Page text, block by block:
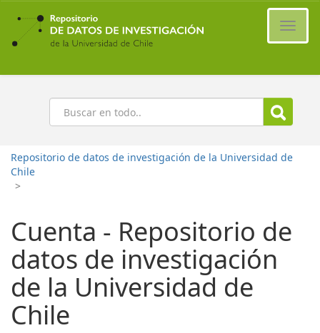
Ir
contenido
principal
Buscar
Repositorio de datos de investigación de la Universidad de
Chile
>
Cuenta - Repositorio de
datos de investigación
de la Universidad de
Chile